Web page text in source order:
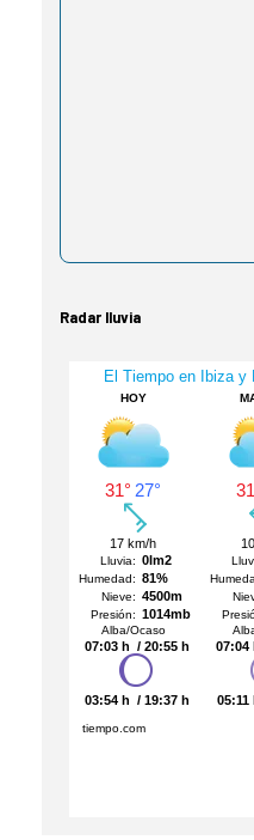
Radar lluvia